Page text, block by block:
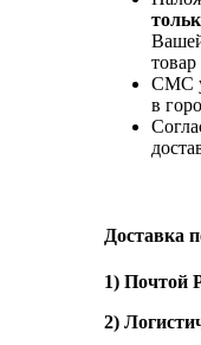
СМС
в
Доставка
1) Почтой
2)